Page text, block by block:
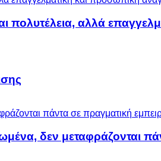
πολυτέλεια, αλλά
δεν μεταφράζονται